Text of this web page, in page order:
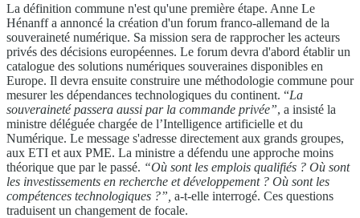
La définition commune n'est qu'une première étape. Anne Le
Hénanff a annoncé la création d'un forum franco-allemand de la
souveraineté numérique. Sa mission sera de rapprocher les acteurs
privés des décisions européennes. Le forum devra d'abord établir un
catalogue des solutions numériques souveraines disponibles en
Europe. Il devra ensuite construire une méthodologie commune pour
mesurer les dépendances technologiques du continent. “La
souveraineté passera aussi par la commande privée”, a insisté la
ministre déléguée chargée de l’Intelligence artificielle et du
Numérique. Le message s'adresse directement aux grands groupes,
aux ETI et aux PME. La ministre a défendu une approche moins
théorique que par le passé. “Où sont les emplois qualifiés ? Où sont
les investissements en recherche et développement ? Où sont les
compétences technologiques ?”, a-t-elle interrogé. Ces questions
traduisent un changement de focale.